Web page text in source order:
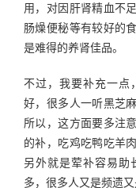
用，对因肝肾精血不
肠燥便秘等有较好的
是难得的养肾佳品。
不过，我要补充一点
好，很多人一听黑芝
所以，这方面要多注
的补，吃鸡吃鸭吃羊
另外就是荤补容易助
多，很多人又是频遗